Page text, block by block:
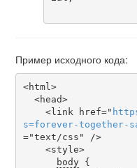
Пример исходного кода:
<html>
    <link href="
s=forever-together-
="text/css" />
body {